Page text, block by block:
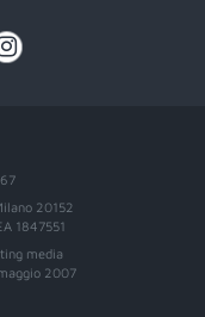
20152
1847551
media
2007